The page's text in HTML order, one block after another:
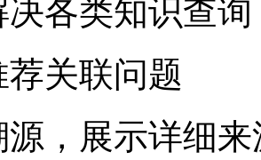
各类知识查询
荐关联问题
，展示详细